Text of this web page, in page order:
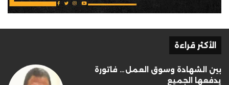
الأكثر قراءة
بين الشهادة وسوق العمل… فاتورة
يدفعها الجميع